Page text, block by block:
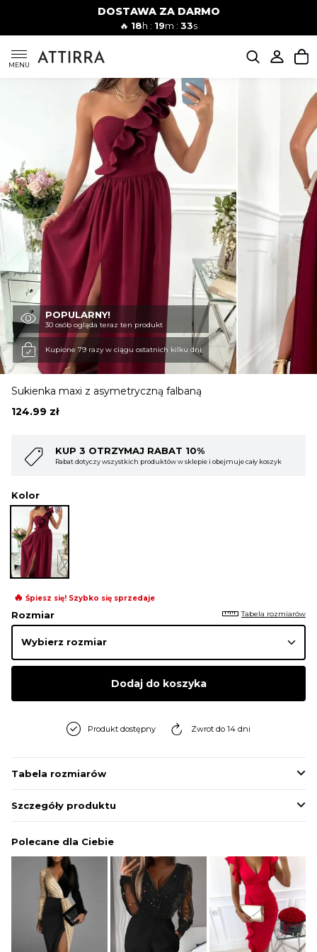
DOSTAWA ZA DARMO
🔥 18h : 19m : 32s
MENU
Mężczyźni
SUKIENKI
DÓŁ DAMSKIE
STROJE KĄPIELOWE
BLUZKI
OBUWIE
BLUZY
SWETRY
OKRYCIA WIERZCHNIE
POPULARNY!
30 osób ogląda teraz ten produkt
Kupione 79 razy w ciągu ostatnich kilku dni
Sukienka maxi z asymetryczną falbaną
124.99 zł
10%
w sklepie i obejmuje cały koszyk
KUP 4 OTRZYMAJ
Rabat dotyczy wszystkich
Kolor
🔥 Śpiesz się! Szybko się sprzedaje
Rozmiar Tabela rozmiarów
Dodaj do koszyka
Produkt dostępny Zwrot do 14 dni
Tabela rozmiarów
Szczegóły produktu
Polecane dla Ciebie